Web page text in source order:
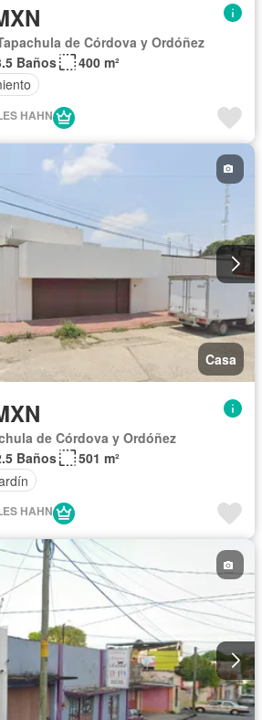
de Córdova y Ordóñez
Baños
400 m²
HAHN
Casa
de Córdova y Ordóñez
Baños
501 m²
HAHN